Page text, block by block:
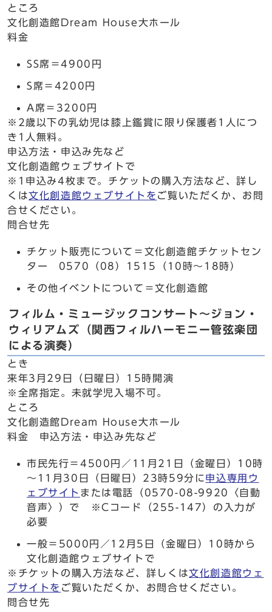
ところ
文化創造館Dream House大ホール
料金
SS席＝4900円
S席＝4200円
A席＝3200円
※2歳以下の乳幼児は膝上鑑賞に限り保護者1人につ
き1人無料。
申込方法・申込み先など
文化創造館ウェブサイトで
※1申込み4枚まで。チケットの購入方法など、詳し
くは文化創造館ウェブサイトを ご覧いただくか、お問
合せください。
問合せ先
チケット販売について＝文化創造館チケットセン
ター 0570（08）1515（10時～18時）
その他イベントについて＝文化創造館
フィルム・ミュージックコンサート～ジョン・
ウィリアムズ（関西フィルハーモニー管弦楽団
による演奏）
とき
来年3月29日（日曜日）15時開演
※全席指定。未就学児入場不可。
ところ
文化創造館Dream House大ホール
料金 申込方法・申込み先など
市民先行＝4500円／11月21日（金曜日）10時
～11月30日（日曜日）23時59分に 申込専用ウ
ェブサイト または電話（0570-08-9920〈自動
音声〉）で ※Cコード（255-147）の入力が
必要
一般＝5000円／12月5日（金曜日）10時から
文化創造館ウェブサイトで
※チケットの購入方法など、詳しくは文化創造館ウェ
ブサイトを ご覧いただくか、お問合せください。
問合せ先